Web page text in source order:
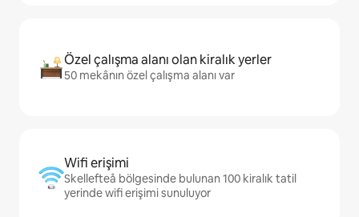
Özel çalışma alanı olan kiralık yerler
50 mekânın özel çalışma alanı var
Wifi erişimi
Skellefteå bölgesinde bulunan 100 kiralık tatil
yerinde wifi erişimi sunuluyor